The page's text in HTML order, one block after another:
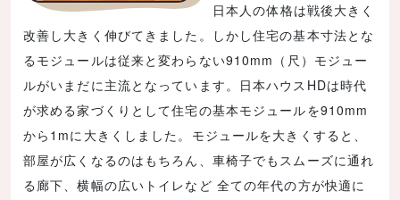
日本人の体格は戦後大きく
改善し大きく伸びてきました。しかし住宅の基本寸法とな
るモジュールは従来と変わらない910mm（尺）モジュー
ルがいまだに主流となっています。日本ハウスHDは時代
が求める家づくりとして住宅の基本モジュールを910mm
から1mに大きくしました。モジュールを大きくすると、
部屋が広くなるのはもちろん、車椅子でもスムーズに通れ
る廊下、横幅の広いトイレなど 全ての年代の方が快適に